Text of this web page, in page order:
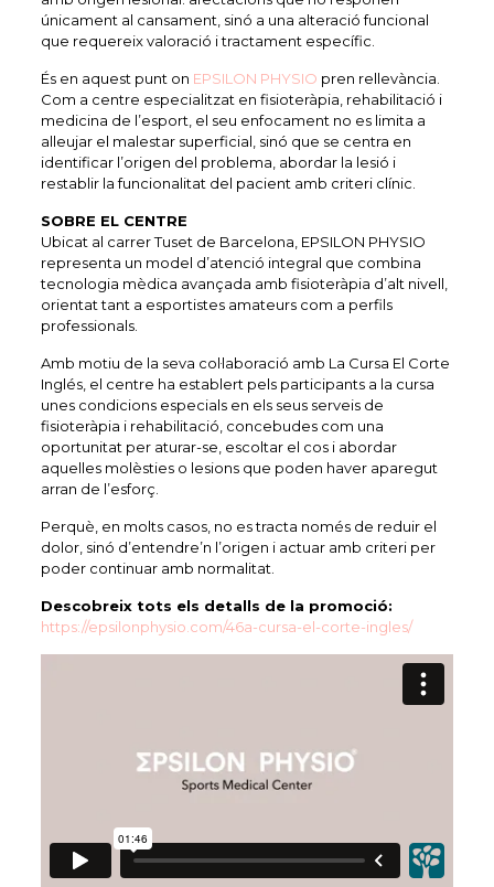
únicament al cansament, sinó a una alteració funcional
que requereix valoració i tractament específic.
És en aquest punt on EPSILON PHYSIO pren rellevància.
Com a centre especialitzat en fisioteràpia, rehabilitació i
medicina de l’esport, el seu enfocament no es limita a
alleujar el malestar superficial, sinó que se centra en
identificar l’origen del problema, abordar la lesió i
restablir la funcionalitat del pacient amb criteri clínic.
SOBRE EL CENTRE
Ubicat al carrer Tuset de Barcelona, EPSILON PHYSIO
representa un model d’atenció integral que combina
tecnologia mèdica avançada amb fisioteràpia d’alt nivell,
orientat tant a esportistes amateurs com a perfils
professionals.
Amb motiu de la seva col·laboració amb La Cursa El Corte
Inglés, el centre ha establert pels participants a la cursa
unes condicions especials en els seus serveis de
fisioteràpia i rehabilitació, concebudes com una
oportunitat per aturar-se, escoltar el cos i abordar
aquelles molèsties o lesions que poden haver aparegut
arran de l’esforç.
Perquè, en molts casos, no es tracta només de reduir el
dolor, sinó d’entendre’n l’origen i actuar amb criteri per
poder continuar amb normalitat.
Descobreix tots els detalls de la promoció:
https://epsilonphysio.com/46a-cursa-el-corte-ingles/